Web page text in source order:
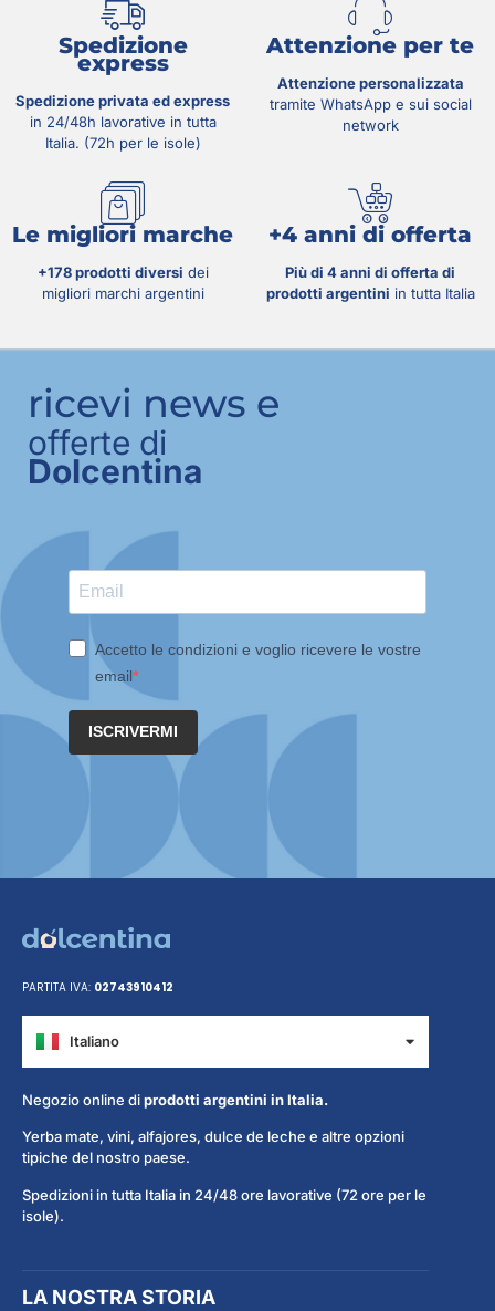
Spedizione
express
Spedizione privata ed express
in 24/48h lavorative in tutta
Italia. (72h per le isole)
Attenzione per te
Attenzione personalizzata
tramite WhatsApp e sui social
network
Le migliori marche
+178 prodotti diversi dei
migliori marchi argentini
+4 anni di offerta
Più di 4 anni di offerta di
prodotti argentini in tutta Italia
ricevi news e
offerte di
Dolcentina
Accetto le condizioni e voglio ricevere le vostre
email
ISCRIVERMI
PARTITA IVA: 02743910412
Italiano
Español
Negozio online diprodotti argentini in Italia.
Yerba mate, vini, alfajores, dulce de leche e altre opzioni
tipiche del nostro paese.
Spedizioni in tutta Italia in 24/48 ore lavorative (72 ore per le
isole).
LA NOSTRA STORIA